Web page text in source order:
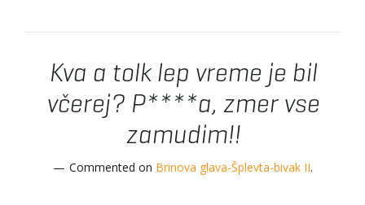
Kva a tolk lep vreme je bil
včerej? P****a, zmer vse
zamudim!!
Commented on Brinova glava-Šplevta-bivak II.